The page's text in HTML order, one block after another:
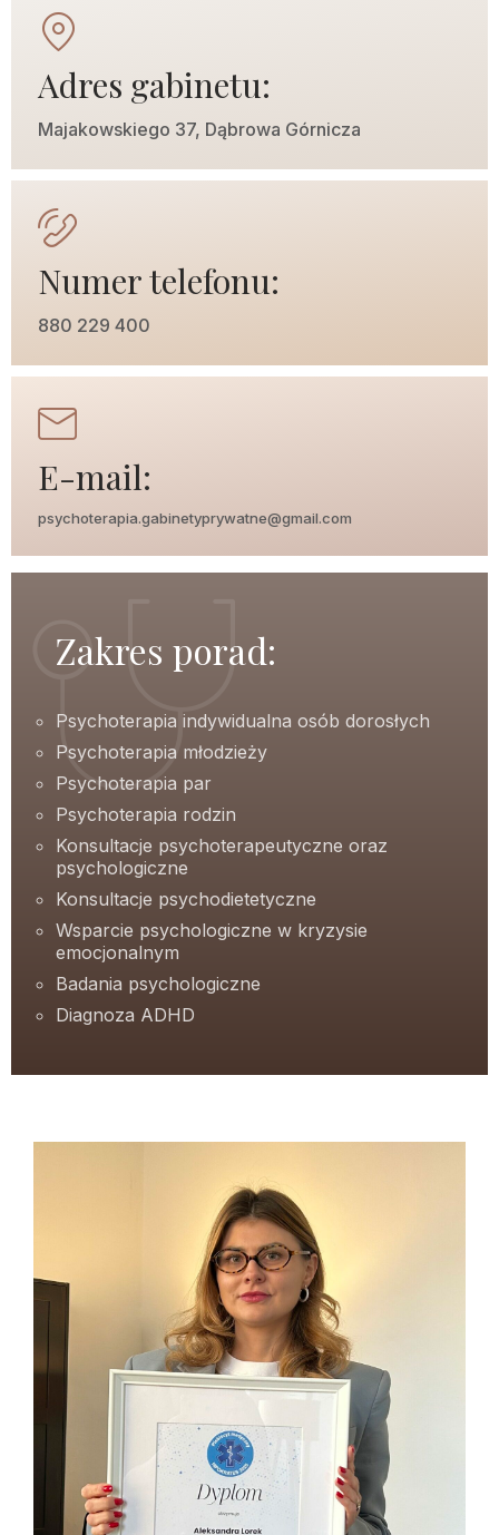
Adres gabinetu:
Majakowskiego 37, Dąbrowa Górnicza
Numer telefonu:
880 229 400
E-mail:
psychoterapia.gabinetyprywatne@gmail.com
Zakres porad:
Psychoterapia indywidualna osób dorosłych
Psychoterapia młodzieży
Psychoterapia par
Psychoterapia rodzin
Konsultacje psychoterapeutyczne oraz
psychologiczne
Konsultacje psychodietetyczne
Wsparcie psychologiczne w kryzysie
emocjonalnym
Badania psychologiczne
Diagnoza ADHD